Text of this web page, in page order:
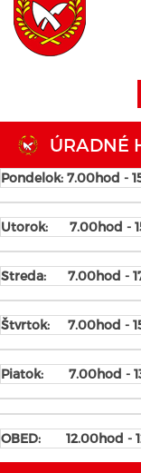
ÚRADNÉ
Pondelok: 7.00hod -
Utorok: 7.00hod -
Streda: 7.00hod -
Štvrtok: 7.00hod -
Piatok: 7.00hod -
OBED: 12.00hod -